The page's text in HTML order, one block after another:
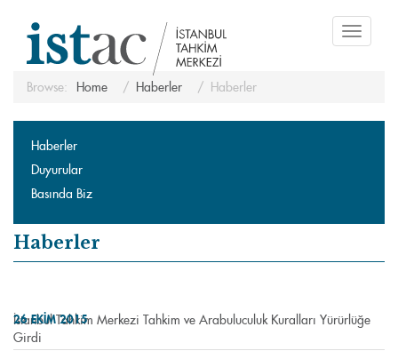
Toggle
Browse: Home Haberler Haberler
Haberler
Duyurular
Basında Biz
Haberler
İstanbul Tahkim Merkezi Tahkim ve Arabuluculuk Kuralları Yürürlüğe
Girdi
26 EKIM 2015